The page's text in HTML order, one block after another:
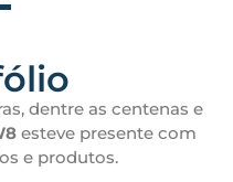
dentre as centenas e
esteve presente com
e produtos.